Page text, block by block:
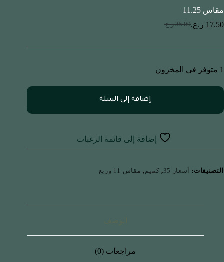
مقاس 11.25
35.00 ر.ع. 17.50 ر.ع.
1 متوفر في المخزون
إضافة إلى السلة
إضافة إلى قائمة الرغبات
التصنيفات: أسعار 35 , كميم , مقاس 11 وربع
مراجعات (0)